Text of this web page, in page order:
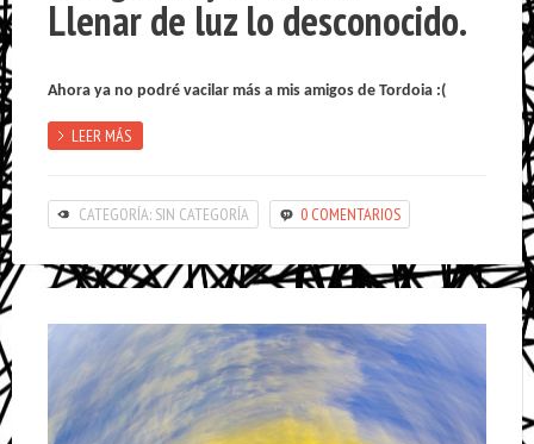
Llenar de luz lo desconocido.
Ahora ya no podré vacilar más a mis amigos de Tordoia :(
LEER MÁS
CATEGORÍA: SIN CATEGORÍA 0 COMENTARIOS